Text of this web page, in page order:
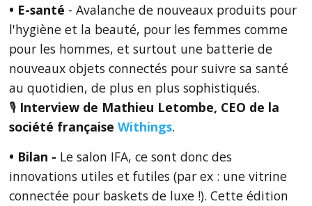
• E-santé - Avalanche de nouveaux produits pour
l'hygiène et la beauté, pour les femmes comme
pour les hommes, et surtout une batterie de
nouveaux objets connectés pour suivre sa santé
au quotidien, de plus en plus sophistiqués.
🎙 Interview de Mathieu Letombe, CEO de la
société françaiseWithings.
• Bilan - Le salon IFA, ce sont donc des
innovations utiles et futiles (par ex : une vitrine
connectée pour baskets de luxe !). Cette édition